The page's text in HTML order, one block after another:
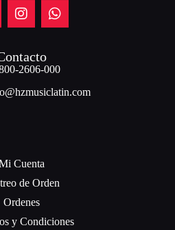
2606-000
Cuenta
de Orden
Ordenes
y Condiciones